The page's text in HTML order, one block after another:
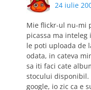
24 iulie
Mie flickr-ul nu-mi
picassa ma inteleg
le poti uploada de
odata, in cateva
sa iti faci cate
stocului disponibil.
google, io zic ca e